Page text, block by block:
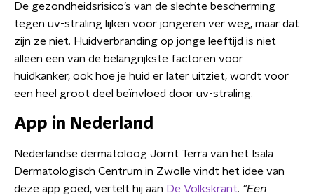
De gezondheidsrisico’s van de slechte bescherming
tegen uv-straling lijken voor jongeren ver weg, maar dat
zijn ze niet. Huidverbranding op jonge leeftijd is niet
alleen een van de belangrijkste factoren voor
huidkanker, ook hoe je huid er later uitziet, wordt voor
een heel groot deel beïnvloed door uv-straling.
App in Nederland
Nederlandse dermatoloog Jorrit Terra van het Isala
Dermatologisch Centrum in Zwolle vindt het idee van
deze app goed, vertelt hij aan De Volkskrant. "Een